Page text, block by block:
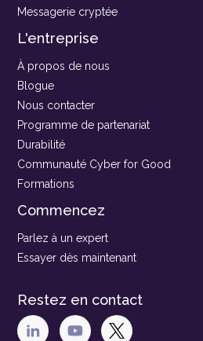
Messagerie cryptée
L'entreprise
À propos de nous
Blogue
Nous contacter
Programme de partenariat
Durabilité
Communauté Cyber for Good
Formations
Commencez
Parlez à un expert
Essayer dès maintenant
Restez en contact